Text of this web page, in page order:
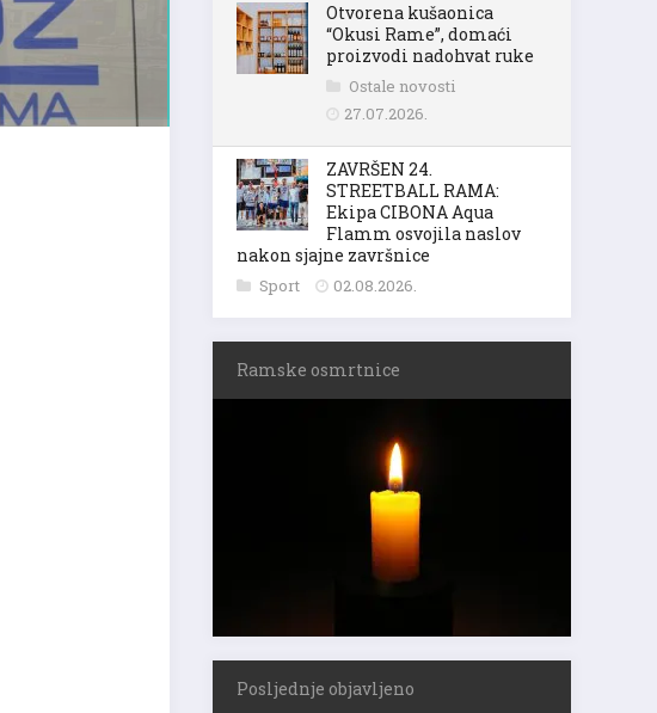
Otvorena kušaonica
“Okusi Rame”, domaći
proizvodi nadohvat ruke
Ostale novosti
27.07.2026.
ZAVRŠEN 24.
STREETBALL RAMA:
Ekipa CIBONA Aqua
Flamm osvojila naslov
nakon sjajne završnice
Sport 02.08.2026.
Ramske osmrtnice
Posljednje objavljeno